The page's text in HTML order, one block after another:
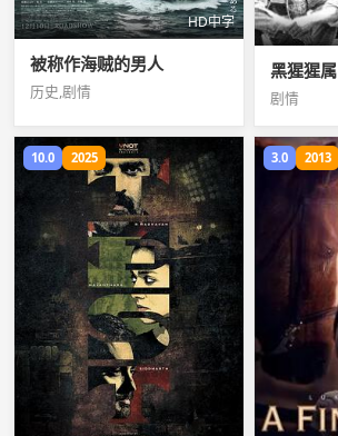
HD中字
被称作海贼的男人
历史,剧情
黑猩猩属
剧情
10.0 2025 3.0 2013